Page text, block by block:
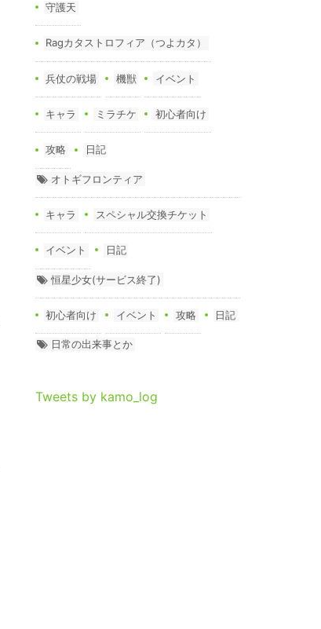
守護天
Ragカタストロフィア（つよカタ）
兵仗の戦場 機獣 イベント
キャラ ミラチケ 初心者向け
攻略 日記
オトギフロンティア
キャラ スペシャル交換チケット
イベント 日記
恒星少女(サービス終了)
初心者向け イベント 攻略 日記
日常の出来事とか
Tweets by kamo_log